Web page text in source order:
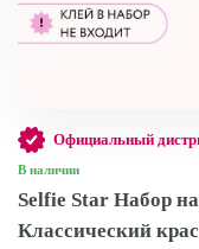
Официальный
В наличии
Selfie Star Набор
Классический